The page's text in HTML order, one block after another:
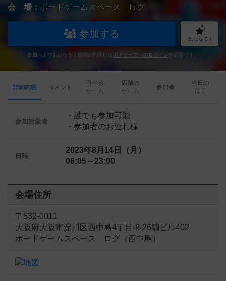
会 場： ボードゲームスペース ログ
参加する 気になる！
参加および気になる！機能の利用には ボドゲーマへのログイン が必要です。
詳細内容 コメント
遊べる
ゲーム
店舗の
ゲーム
参加者
当日の
様子
参加対象者
・誰でも参加可能
・参加者のお連れ様
日時
2023年8月14日（月）
06:05～23:00
会場住所
〒532-0011
大阪府大阪市淀川区西中島4丁目-8-26鯛ビル402
ボードゲームスペース ログ（西中島）